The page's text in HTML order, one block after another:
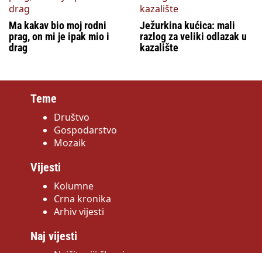
Ma kakav bio moj rodni
prag, on mi je ipak mio i
drag
Ježurkina kućica: mali
razlog za veliki odlazak u
kazalište
Teme
Društvo
Gospodarstvo
Mozaik
Vijesti
Kolumne
Crna kronika
Arhiv vijesti
Naj vijesti